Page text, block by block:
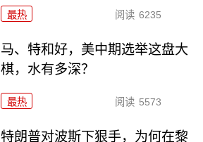
最热 阅读 6235
马、特和好，美中期选举这盘大
棋，水有多深？
最热 阅读 5573
特朗普对波斯下狠手，为何在黎